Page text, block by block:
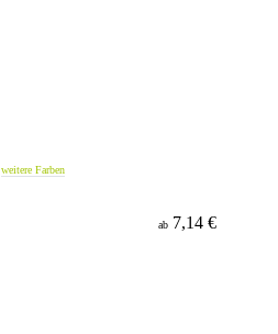
weitere Farben
ab 7,14 €